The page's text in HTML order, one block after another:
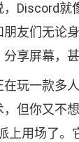
Discord就
友们无论
享屏幕，
玩一款多
但你又不
上用场了。